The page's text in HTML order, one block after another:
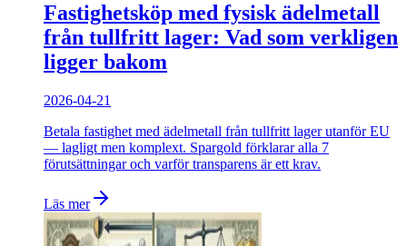
Fastighetsköp med fysisk ädelmetall
från tullfritt lager: Vad som verkligen
ligger bakom
2026-04-21
Betala fastighet med ädelmetall från tullfritt lager utanför EU
— lagligt men komplext. Spargold förklarar alla 7
förutsättningar och varför transparens är ett krav.
Läs mer